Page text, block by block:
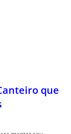
que